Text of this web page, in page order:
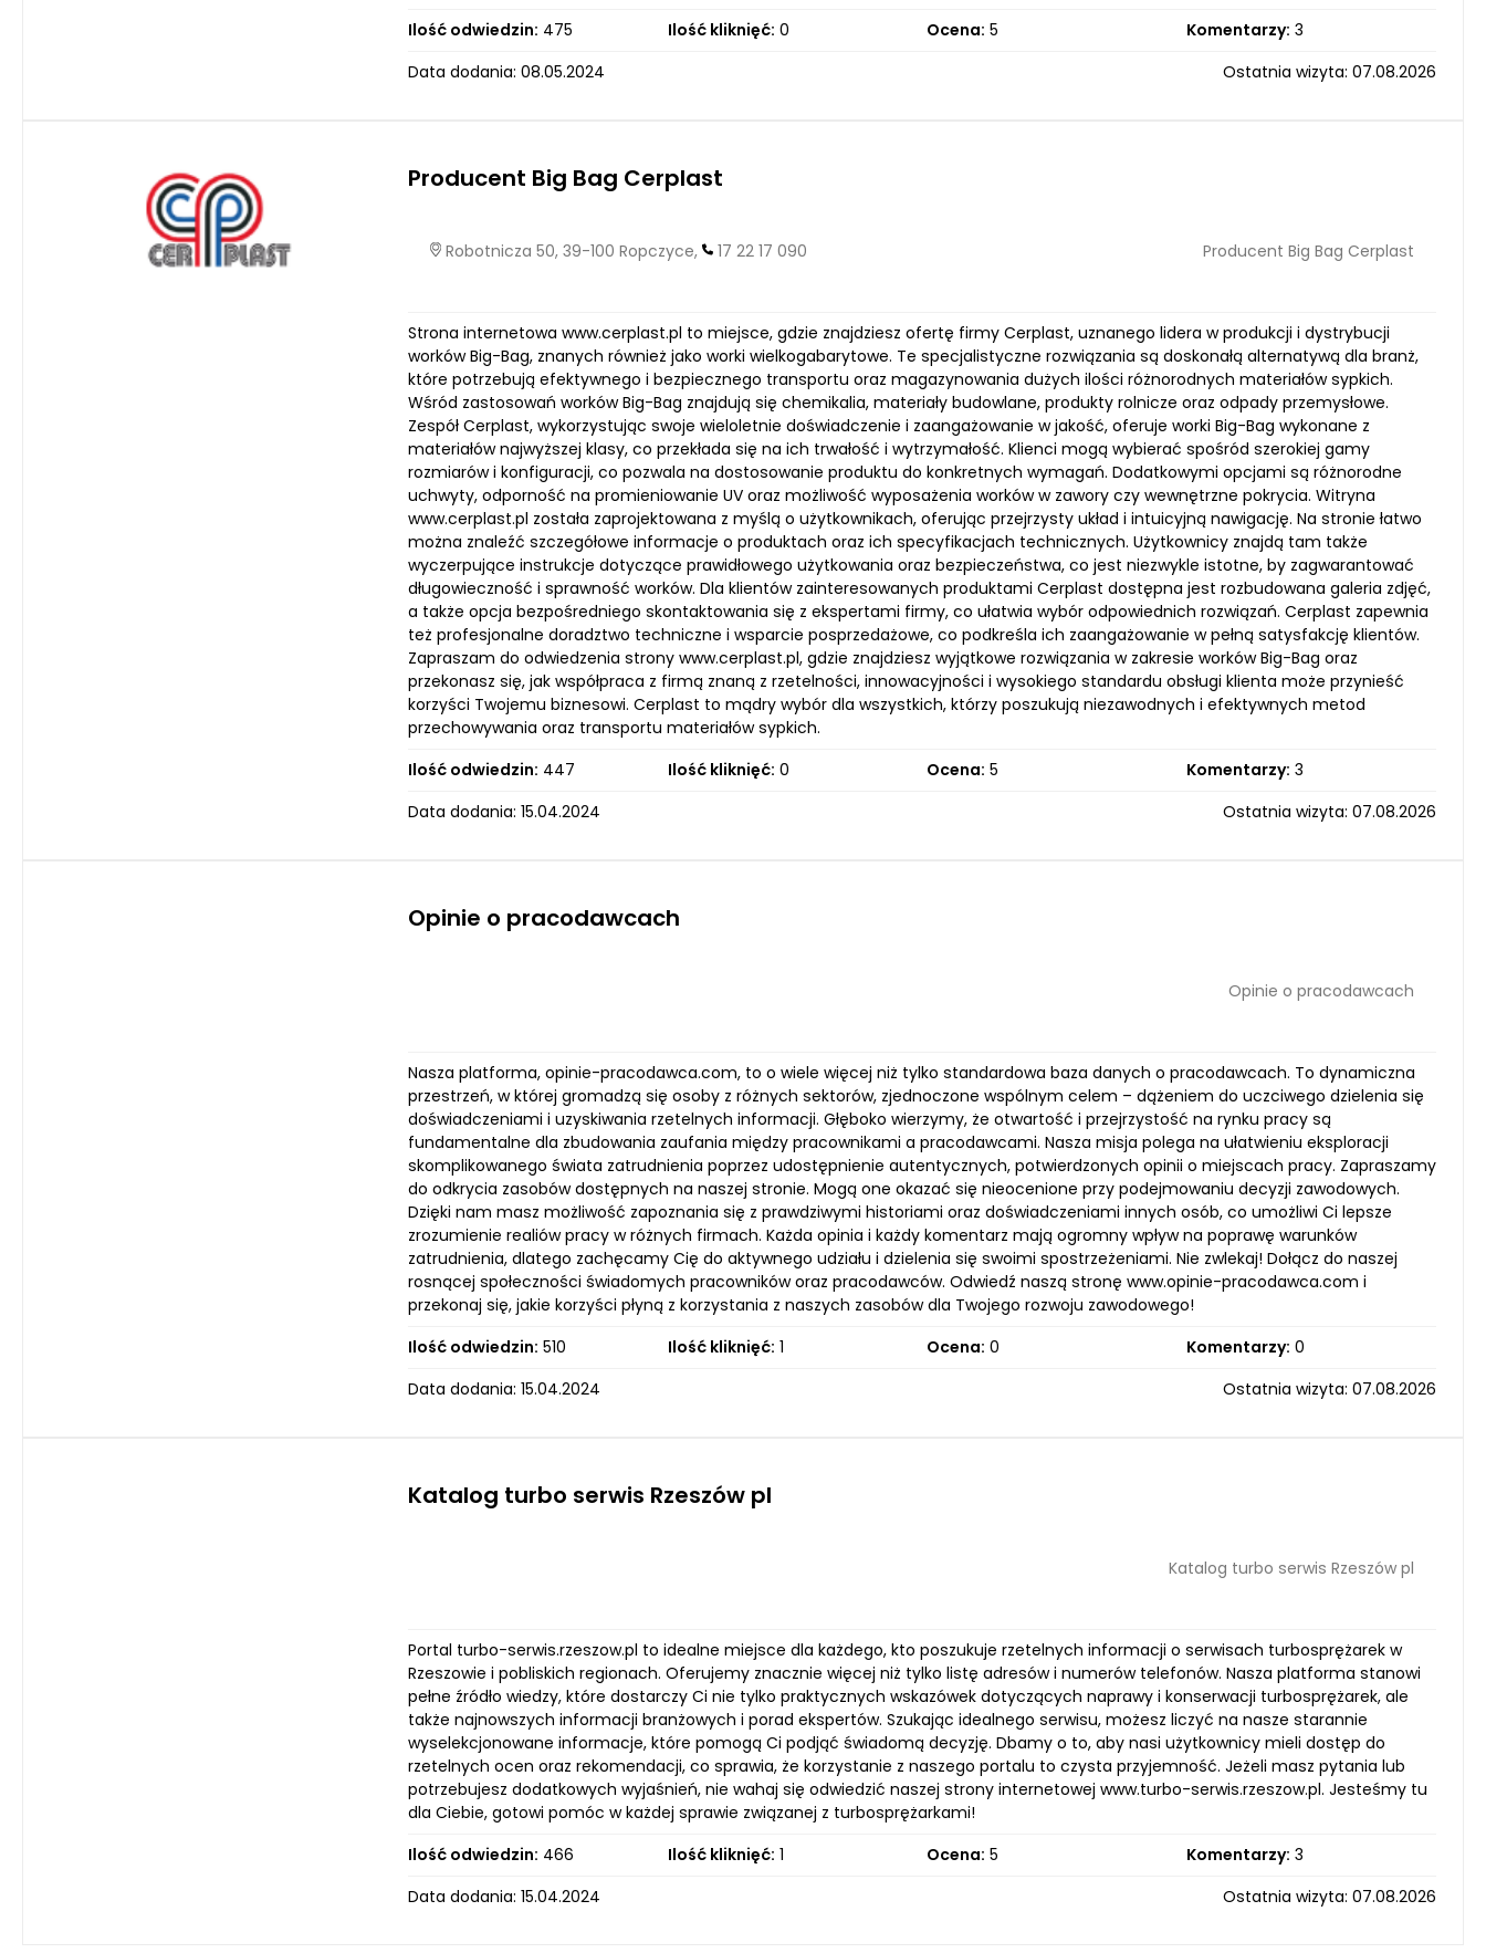
Ilość odwiedzin: 475 Ilość kliknięć: 0 Ocena: 5 Komentarzy: 3
Data dodania: 08.05.2024
Ostatnia wizyta: 07.08.2026
Producent Big Bag Cerplast
Robotnicza 50, 39-100 Ropczyce, 17 22 17 090 Producent Big Bag Cerplast
Strona internetowa www.cerplast.pl to miejsce, gdzie znajdziesz ofertę firmy Cerplast, uznanego lidera w produkcji i dystrybucji
worków Big-Bag, znanych również jako worki wielkogabarytowe. Te specjalistyczne rozwiązania są doskonałą alternatywą dla branż,
które potrzebują efektywnego i bezpiecznego transportu oraz magazynowania dużych ilości różnorodnych materiałów sypkich.
Wśród zastosowań worków Big-Bag znajdują się chemikalia, materiały budowlane, produkty rolnicze oraz odpady przemysłowe.
Zespół Cerplast, wykorzystując swoje wieloletnie doświadczenie i zaangażowanie w jakość, oferuje worki Big-Bag wykonane z
materiałów najwyższej klasy, co przekłada się na ich trwałość i wytrzymałość. Klienci mogą wybierać spośród szerokiej gamy
rozmiarów i konfiguracji, co pozwala na dostosowanie produktu do konkretnych wymagań. Dodatkowymi opcjami są różnorodne
uchwyty, odporność na promieniowanie UV oraz możliwość wyposażenia worków w zawory czy wewnętrzne pokrycia. Witryna
www.cerplast.pl została zaprojektowana z myślą o użytkownikach, oferując przejrzysty układ i intuicyjną nawigację. Na stronie łatwo
można znaleźć szczegółowe informacje o produktach oraz ich specyfikacjach technicznych. Użytkownicy znajdą tam także
wyczerpujące instrukcje dotyczące prawidłowego użytkowania oraz bezpieczeństwa, co jest niezwykle istotne, by zagwarantować
długowieczność i sprawność worków. Dla klientów zainteresowanych produktami Cerplast dostępna jest rozbudowana galeria zdjęć,
a także opcja bezpośredniego skontaktowania się z ekspertami firmy, co ułatwia wybór odpowiednich rozwiązań. Cerplast zapewnia
też profesjonalne doradztwo techniczne i wsparcie posprzedażowe, co podkreśla ich zaangażowanie w pełną satysfakcję klientów.
Zapraszam do odwiedzenia strony www.cerplast.pl, gdzie znajdziesz wyjątkowe rozwiązania w zakresie worków Big-Bag oraz
przekonasz się, jak współpraca z firmą znaną z rzetelności, innowacyjności i wysokiego standardu obsługi klienta może przynieść
korzyści Twojemu biznesowi. Cerplast to mądry wybór dla wszystkich, którzy poszukują niezawodnych i efektywnych metod
przechowywania oraz transportu materiałów sypkich.
Ilość odwiedzin: 447 Ilość kliknięć: 0 Ocena: 5 Komentarzy: 3
Data dodania: 15.04.2024
Ostatnia wizyta: 07.08.2026
Opinie o pracodawcach
Opinie o pracodawcach
Nasza platforma, opinie-pracodawca.com, to o wiele więcej niż tylko standardowa baza danych o pracodawcach. To dynamiczna
przestrzeń, w której gromadzą się osoby z różnych sektorów, zjednoczone wspólnym celem – dążeniem do uczciwego dzielenia się
doświadczeniami i uzyskiwania rzetelnych informacji. Głęboko wierzymy, że otwartość i przejrzystość na rynku pracy są
fundamentalne dla zbudowania zaufania między pracownikami a pracodawcami. Nasza misja polega na ułatwieniu eksploracji
skomplikowanego świata zatrudnienia poprzez udostępnienie autentycznych, potwierdzonych opinii o miejscach pracy. Zapraszamy
do odkrycia zasobów dostępnych na naszej stronie. Mogą one okazać się nieocenione przy podejmowaniu decyzji zawodowych.
Dzięki nam masz możliwość zapoznania się z prawdziwymi historiami oraz doświadczeniami innych osób, co umożliwi Ci lepsze
zrozumienie realiów pracy w różnych firmach. Każda opinia i każdy komentarz mają ogromny wpływ na poprawę warunków
zatrudnienia, dlatego zachęcamy Cię do aktywnego udziału i dzielenia się swoimi spostrzeżeniami. Nie zwlekaj! Dołącz do naszej
rosnącej społeczności świadomych pracowników oraz pracodawców. Odwiedź naszą stronę www.opinie-pracodawca.com i
przekonaj się, jakie korzyści płyną z korzystania z naszych zasobów dla Twojego rozwoju zawodowego!
Ilość odwiedzin: 510 Ilość kliknięć: 1 Ocena: 0 Komentarzy: 0
Data dodania: 15.04.2024
Ostatnia wizyta: 07.08.2026
Katalog turbo serwis Rzeszów pl
Katalog turbo serwis Rzeszów pl
Portal turbo-serwis.rzeszow.pl to idealne miejsce dla każdego, kto poszukuje rzetelnych informacji o serwisach turbosprężarek w
Rzeszowie i pobliskich regionach. Oferujemy znacznie więcej niż tylko listę adresów i numerów telefonów. Nasza platforma stanowi
pełne źródło wiedzy, które dostarczy Ci nie tylko praktycznych wskazówek dotyczących naprawy i konserwacji turbosprężarek, ale
także najnowszych informacji branżowych i porad ekspertów. Szukając idealnego serwisu, możesz liczyć na nasze starannie
wyselekcjonowane informacje, które pomogą Ci podjąć świadomą decyzję. Dbamy o to, aby nasi użytkownicy mieli dostęp do
rzetelnych ocen oraz rekomendacji, co sprawia, że korzystanie z naszego portalu to czysta przyjemność. Jeżeli masz pytania lub
potrzebujesz dodatkowych wyjaśnień, nie wahaj się odwiedzić naszej strony internetowej www.turbo-serwis.rzeszow.pl. Jesteśmy tu
dla Ciebie, gotowi pomóc w każdej sprawie związanej z turbosprężarkami!
Ilość odwiedzin: 466 Ilość kliknięć: 1 Ocena: 5 Komentarzy: 3
Data dodania: 15.04.2024
Ostatnia wizyta: 07.08.2026